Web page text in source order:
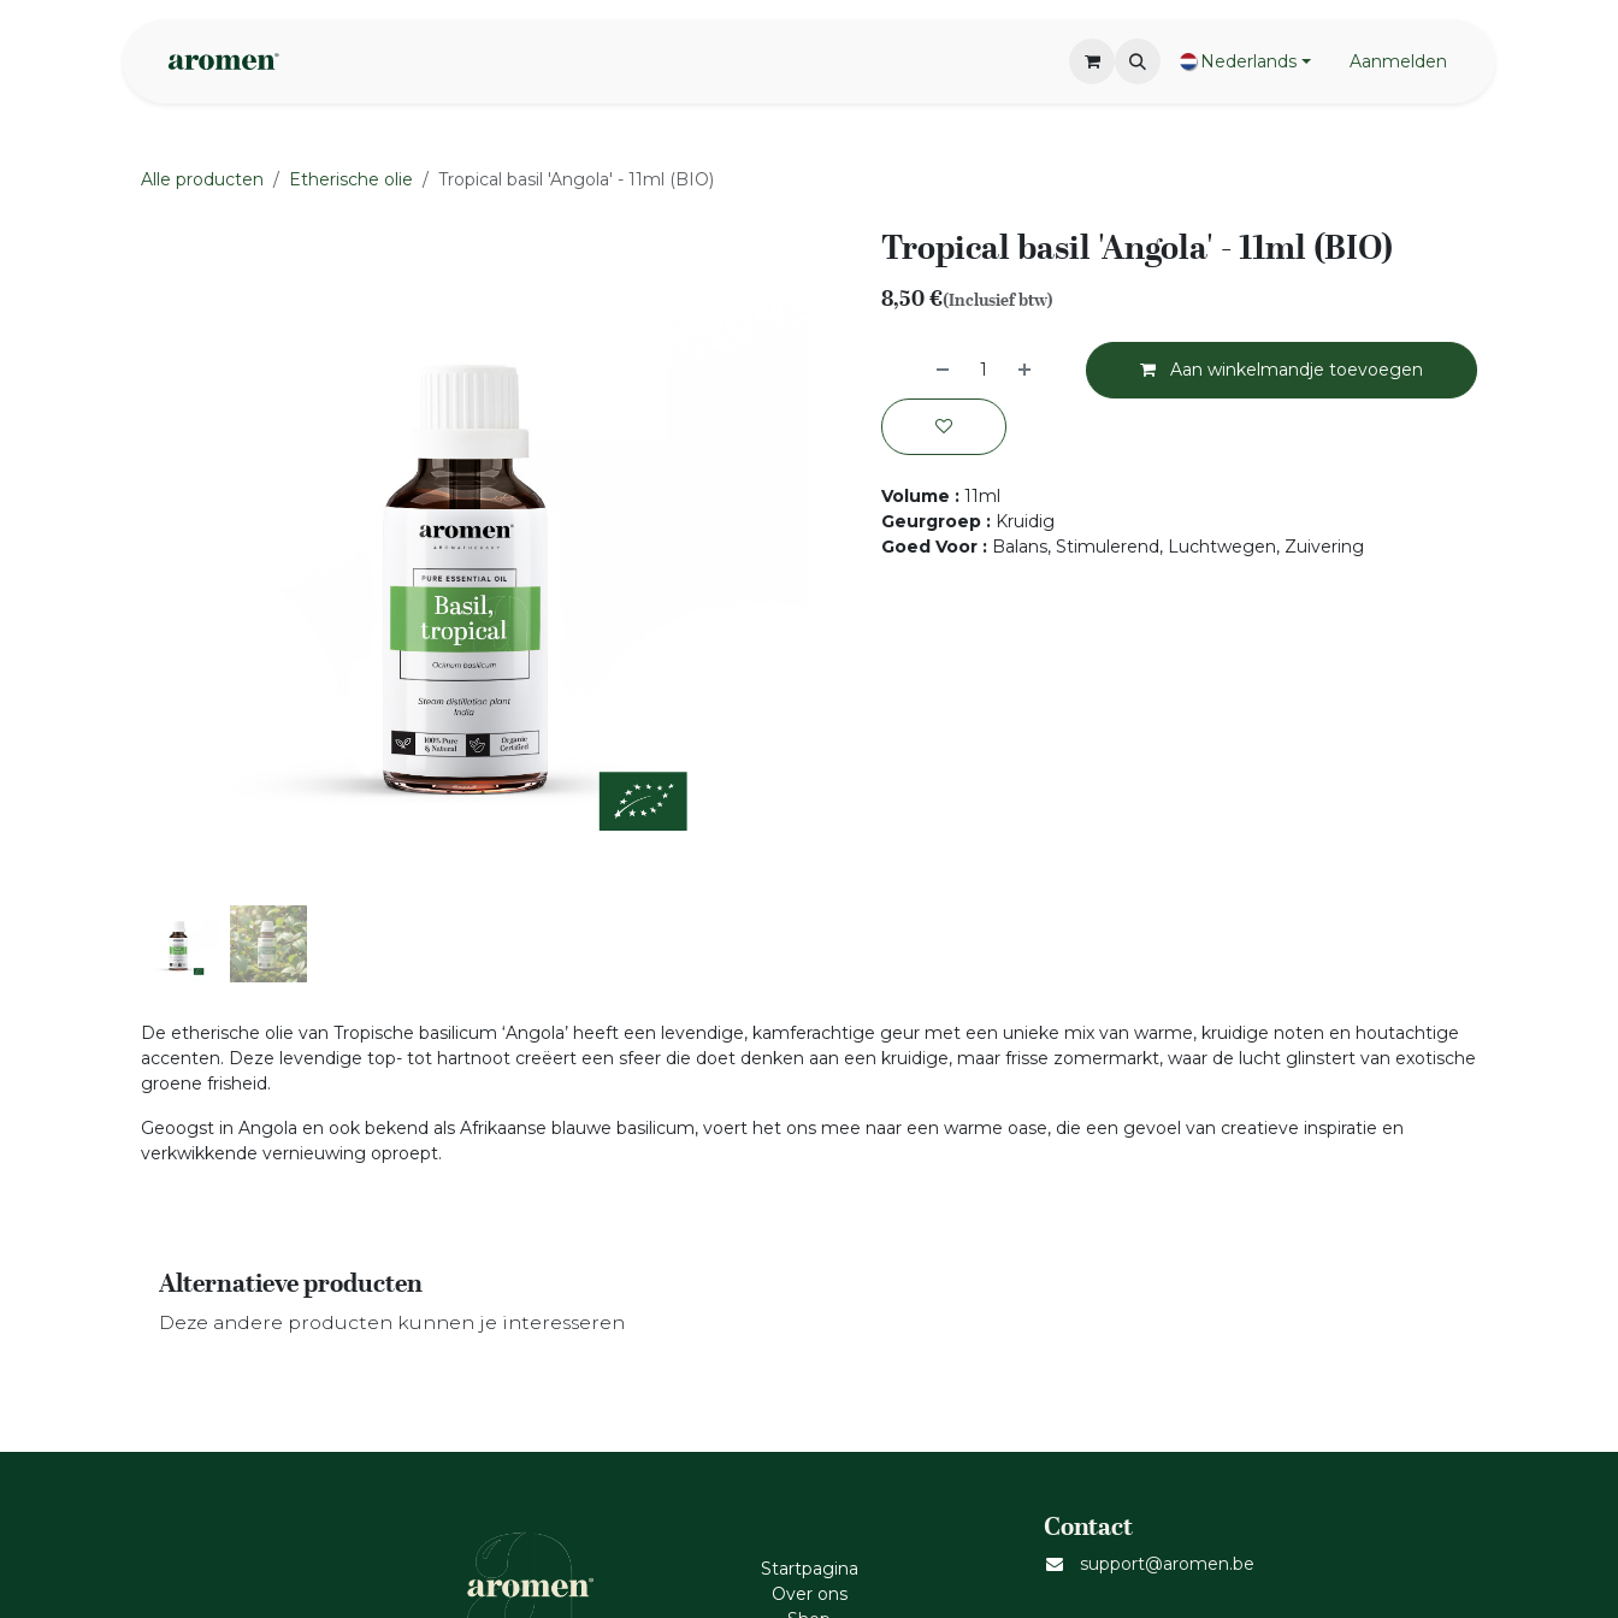
Nederlands Aanmelden
Alle producten Etherische olie Tropical basil 'Angola' - 11ml (BIO)
Tropical basil 'Angola' - 11ml (BIO)
8,50€(Inclusief btw)
Aan winkelmandje toevoegen
Volume : 11ml
Geurgroep : Kruidig
Goed Voor : Balans, Stimulerend, Luchtwegen, Zuivering
De etherische olie van Tropische basilicum ‘Angola’ heeft een levendige, kamferachtige geur met een unieke mix van warme, kruidige noten en houtachtige
accenten. Deze levendige top- tot hartnoot creëert een sfeer die doet denken aan een kruidige, maar frisse zomermarkt, waar de lucht glinstert van exotische
groene frisheid.
Geoogst in Angola en ook bekend als Afrikaanse blauwe basilicum, voert het ons mee naar een warme oase, die een gevoel van creatieve inspiratie en
verkwikkende vernieuwing oproept.
Alternatieve producten
Deze andere producten kunnen je interesseren
Startpagina
Ove​r​ ons
Contact
support@aromen.be